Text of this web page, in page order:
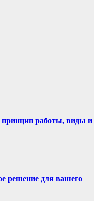
работы, виды и
решение для вашего